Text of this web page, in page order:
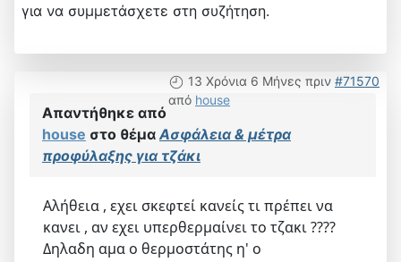
για να συμμετάσχετε στη συζήτηση.
13 Χρόνια 6 Μήνες πριν #71570
από house
Απαντήθηκε από
house στο θέμα Ασφάλεια & μέτρα
προφύλαξης για τζάκι
Αλήθεια , εχει σκεφτεί κανείς τι πρέπει να
κανει , αν εχει υπερθερμαίνει το τζακι ????
Δηλαδη αμα ο θερμοστάτης η' ο